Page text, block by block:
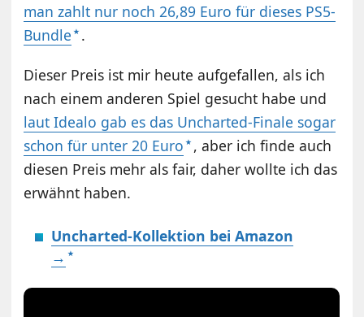
man zahlt nur noch 26,89 Euro für dieses PS5-
Bundle .
Dieser Preis ist mir heute aufgefallen, als ich
nach einem anderen Spiel gesucht habe und
laut Idealo gab es das Uncharted-Finale sogar
schon für unter 20 Euro , aber ich finde auch
diesen Preis mehr als fair, daher wollte ich das
erwähnt haben.
Uncharted-Kollektion bei Amazon
→